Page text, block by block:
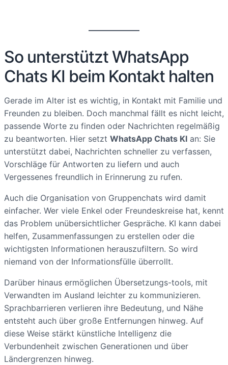
So unterstützt WhatsApp
Chats KI beim Kontakt halten
Gerade im Alter ist es wichtig, in Kontakt mit Familie und
Freunden zu bleiben. Doch manchmal fällt es nicht leicht,
passende Worte zu finden oder Nachrichten regelmäßig
zu beantworten. Hier setzt WhatsApp Chats KI an: Sie
unterstützt dabei, Nachrichten schneller zu verfassen,
Vorschläge für Antworten zu liefern und auch
Vergessenes freundlich in Erinnerung zu rufen.
Auch die Organisation von Gruppenchats wird damit
einfacher. Wer viele Enkel oder Freundeskreise hat, kennt
das Problem unübersichtlicher Gespräche. KI kann dabei
helfen, Zusammenfassungen zu erstellen oder die
wichtigsten Informationen herauszufiltern. So wird
niemand von der Informationsfülle überrollt.
Darüber hinaus ermöglichen Übersetzungs-tools, mit
Verwandten im Ausland leichter zu kommunizieren.
Sprachbarrieren verlieren ihre Bedeutung, und Nähe
entsteht auch über große Entfernungen hinweg. Auf
diese Weise stärkt künstliche Intelligenz die
Verbundenheit zwischen Generationen und über
Ländergrenzen hinweg.